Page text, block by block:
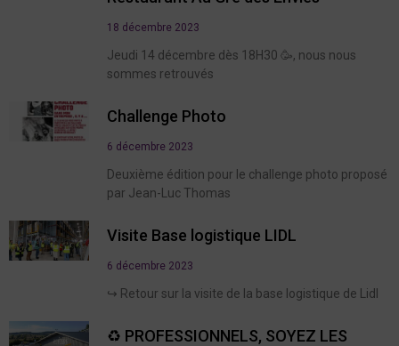
18 décembre 2023
Jeudi 14 décembre dès 18H30 🥳, nous nous
sommes retrouvés
Challenge Photo
6 décembre 2023
Deuxième édition pour le challenge photo proposé
par Jean-Luc Thomas
Visite Base logistique LIDL
6 décembre 2023
↪️ Retour sur la visite de la base logistique de Lidl
♻️ PROFESSIONNELS, SOYEZ LES